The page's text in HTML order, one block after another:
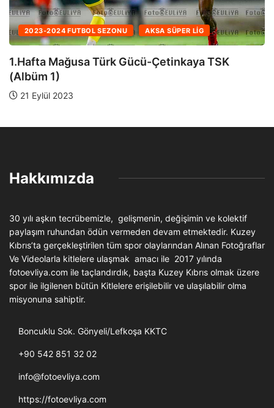
AKSA SÜPER LIG
Gücü-Çetinkaya TSK
2024-2025
28.Hafta Lapta
Hakkımızda
30 yılı aşkın tecrübemizle, gelişmenin, değişimin ve kolektif
paylaşım ruhundan ödün vermeden devam etmektedir. Kuzey
Kıbrıs’ta gerçekleştirilen tüm spor olaylarından Alınan Fotoğraflar
Ve Videolarla kitlelere ulaşmak amacı ile 2017 yılında
fotoevliya.com ile taçlandırdık, başta Kuzey Kıbrıs olmak üzere
spor ile ilgilenen bütün Kitlelere erişilebilir ve ulaşılabilir olma
misyonuna sahiptir.
Boncuklu Sok. Gönyeli/Lefkoşa KKTC
+90 542 851 32 02
info@fotoevliya.com
https://fotoevliya.com